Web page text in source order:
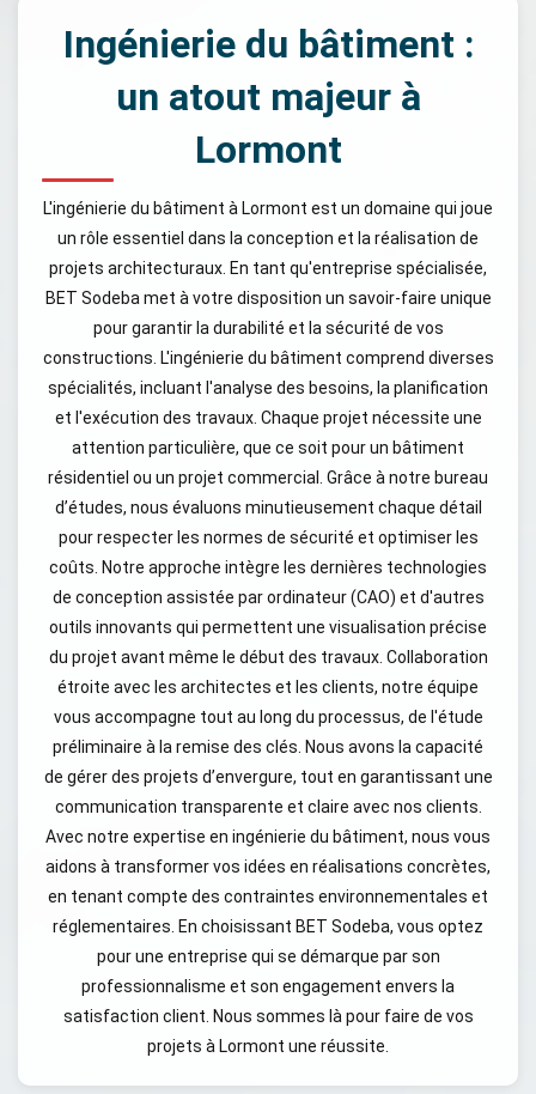
Ingénierie du bâtiment :
un atout majeur à
Lormont
L'ingénierie du bâtiment à Lormont est un domaine qui joue
un rôle essentiel dans la conception et la réalisation de
projets architecturaux. En tant qu'entreprise spécialisée,
BET Sodeba met à votre disposition un savoir-faire unique
pour garantir la durabilité et la sécurité de vos
constructions. L'ingénierie du bâtiment comprend diverses
spécialités, incluant l'analyse des besoins, la planification
et l'exécution des travaux. Chaque projet nécessite une
attention particulière, que ce soit pour un bâtiment
résidentiel ou un projet commercial. Grâce à notre bureau
d’études, nous évaluons minutieusement chaque détail
pour respecter les normes de sécurité et optimiser les
coûts. Notre approche intègre les dernières technologies
de conception assistée par ordinateur (CAO) et d'autres
outils innovants qui permettent une visualisation précise
du projet avant même le début des travaux. Collaboration
étroite avec les architectes et les clients, notre équipe
vous accompagne tout au long du processus, de l'étude
préliminaire à la remise des clés. Nous avons la capacité
de gérer des projets d’envergure, tout en garantissant une
communication transparente et claire avec nos clients.
Avec notre expertise en ingénierie du bâtiment, nous vous
aidons à transformer vos idées en réalisations concrètes,
en tenant compte des contraintes environnementales et
réglementaires. En choisissant BET Sodeba, vous optez
pour une entreprise qui se démarque par son
professionnalisme et son engagement envers la
satisfaction client. Nous sommes là pour faire de vos
projets à Lormont une réussite.